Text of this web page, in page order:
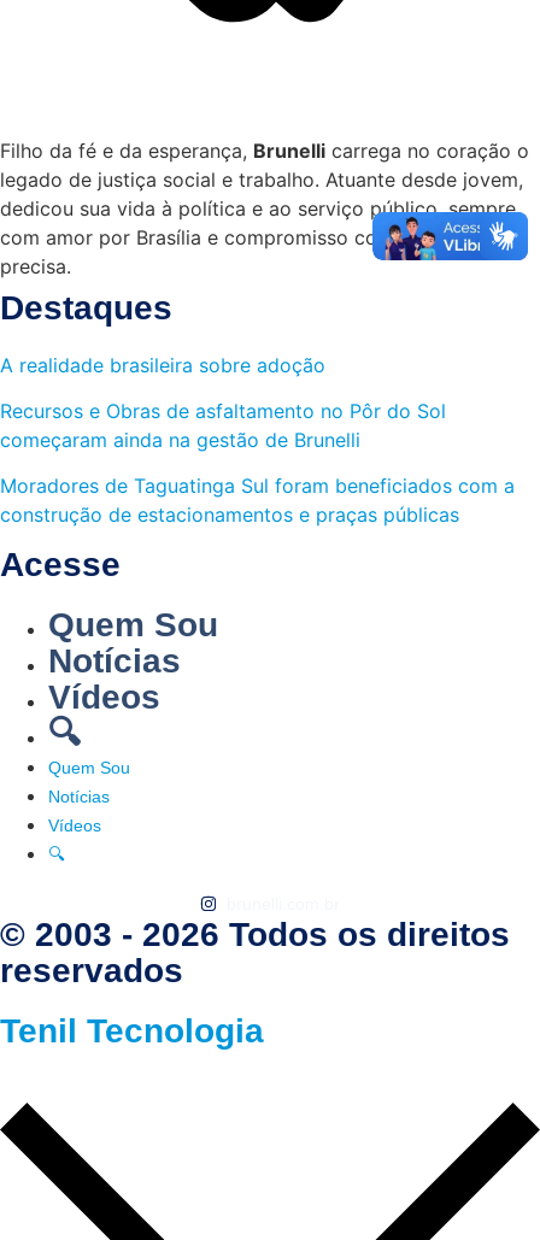
Filho da fé e da esperança, Brunelli carrega no coração o
legado de justiça social e trabalho. Atuante desde jovem,
dedicou sua vida à política e ao serviço público, sempre
com amor por Brasília e compromisso com quem mais
precisa.
Destaques
A realidade brasileira sobre adoção
Recursos e Obras de asfaltamento no Pôr do Sol
começaram ainda na gestão de Brunelli
Moradores de Taguatinga Sul foram beneficiados com a
construção de estacionamentos e praças públicas
Acesse
Quem Sou
Notícias
Vídeos
🔍
Quem Sou
Notícias
Vídeos
🔍
© 2003 - 2026 Todos os direitos
reservados
Tenil Tecnologia